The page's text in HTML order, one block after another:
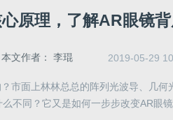
原理，了解AR眼镜背
本文作者： 李琨 2019-05-29
市面上林林总总的阵列光波导、几
不同？它又是如何一步步改变AR眼